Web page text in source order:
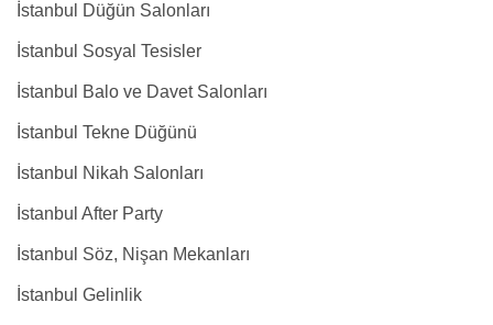
İstanbul Düğün Salonları
İstanbul Sosyal Tesisler
İstanbul Balo ve Davet Salonları
İstanbul Tekne Düğünü
İstanbul Nikah Salonları
İstanbul After Party
İstanbul Söz, Nişan Mekanları
İstanbul Gelinlik